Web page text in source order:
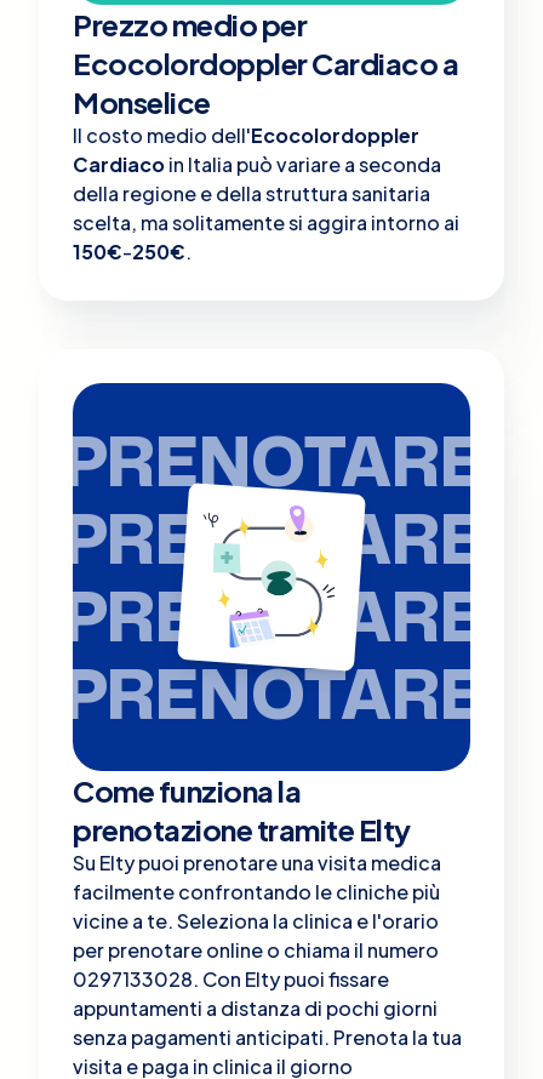
Prezzo medio per
Ecocolordoppler Cardiaco a
Monselice
Il costo medio dell'Ecocolordoppler
Cardiacoin Italia può variare a seconda
della regione e della struttura sanitaria
scelta, ma solitamente si aggira intorno ai
150€-250€.
PRENOTARE
PRENOTARE
PRENOTARE
PRENOTARE
Come funziona la
prenotazione tramite Elty
Su Elty puoi prenotare una visita medica
facilmente confrontando le cliniche più
vicine a te. Seleziona la clinica e l'orario
per prenotare online o chiama il numero
0297133028. Con Elty puoi fissare
appuntamenti a distanza di pochi giorni
senza pagamenti anticipati. Prenota la tua
visita e paga in clinica il giorno